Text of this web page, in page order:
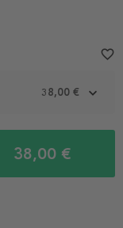
38,00 €
38,00 €
favorite_border